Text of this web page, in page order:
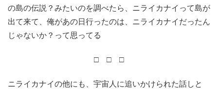
の島の伝説？みたいのを調べたら、ニライカナイって島が
出て来て、俺があの日行ったのは、ニライカナイだったん
じゃないか？って思ってる
□ □ □
ニライカナイの他にも、宇宙人に追いかけられた話しと